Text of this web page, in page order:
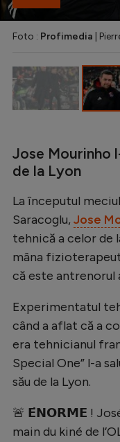
Auto
Rugby
Ciclism
JO
Intră
Foto : Profimedia |
Jose Mourinho
de la Lyon
La începutul
Saracoglu, Jose
tehnică a celor de
mâna
că este antrenorul
Experimentatul
când a aflat că a
era tehnicianul
Special One” l-a
său de la Lyon.
🚨 𝗘́𝗡𝗢𝗥𝗠𝗘 ! José
main du kiné de